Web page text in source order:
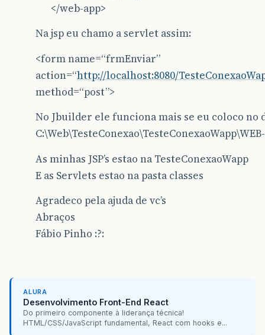
</web-app>
Na jsp eu chamo a servlet assim:
<form name=“frmEnviar”
action=“http://localhost:8080/
method=“post”>
No Jbuilder ele funciona mais se eu coloco
As minhas JSP’s estao na TesteConexaoWapp
E as Servlets estao na pasta classes
Agradeco pela ajuda de vc’s
Abraços
Fábio Pinho :?:
ALURA
Desenvolvimento Front-End React
Do primeiro componente à liderança técnica!
HTML/CSS/JavaScript fundamental, React com hooks e...